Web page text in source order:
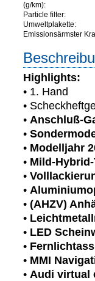
(g/km):
Particle filter:
Umweltplakette:
Emissionsärmster
Highlights:
• 1. Hand
•
• Anschluß-
•
• Modelljahr
• Mild-
•
•
• (AHZV)
•
• LED
•
• MMI
• Audi virtual